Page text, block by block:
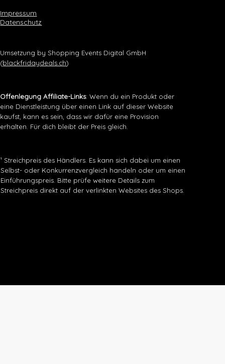
Impressum
Datenschutz
Umsetzung by Shopping Events Digital GmbH
(blackfridaydeals.ch)
Offenlegung Affiliate-Links: Wenn du ein Produkt oder
eine Dienstleistung über einen Link auf dieser Website
kaufst, kann es sein, dass wir dafür eine Provision
erhalten. Für dich bleibt der Preis gleich.
¹ Streichpreis des Händlers. Es kann sich dabei um einen
Selbst- oder Konkurrenzvergleich handeln oder um einen
Einführungspreis. Bitte prüfe weitere Details zum
Streichpreis direkt auf der verlinkten Websites des Shops.